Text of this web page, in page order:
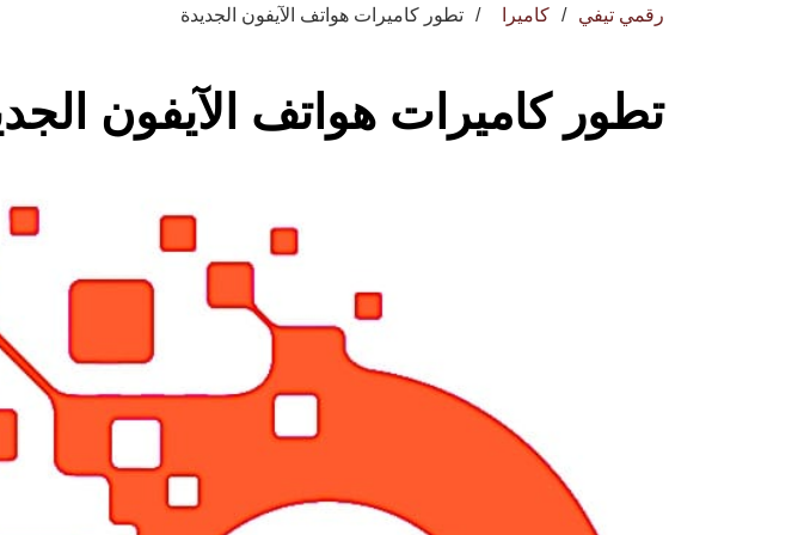
رقمي تيفي كاميرا تطور كاميرات هواتف الآيفون الجديدة
تطور كاميرات هواتف الآيفون